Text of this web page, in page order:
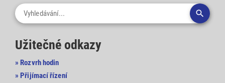

Užitečné odkazy
» Rozvrh hodin
» Přijímací řízení